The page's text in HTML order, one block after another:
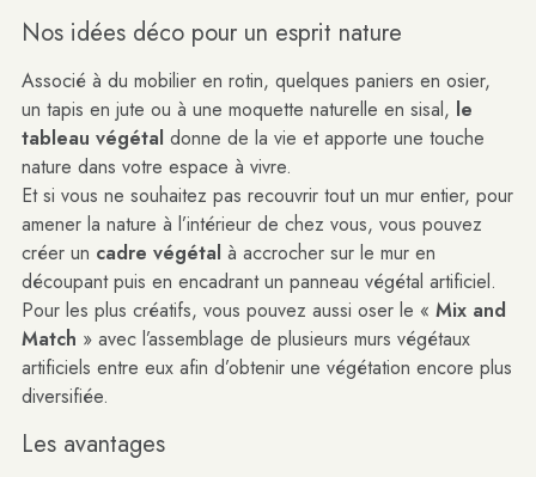
Nos idées déco pour un esprit nature
Associé à du mobilier en rotin, quelques paniers en osier,
un tapis en jute ou à une moquette naturelle en sisal, le
tableau végétal donne de la vie et apporte une touche
nature dans votre espace à vivre.
Et si vous ne souhaitez pas recouvrir tout un mur entier, pour
amener la nature à l’intérieur de chez vous, vous pouvez
créer un cadre végétal à accrocher sur le mur en
découpant puis en encadrant un panneau végétal artificiel.
Pour les plus créatifs, vous pouvez aussi oser le « Mix and
Match » avec l’assemblage de plusieurs murs végétaux
artificiels entre eux afin d’obtenir une végétation encore plus
diversifiée.
Les avantages